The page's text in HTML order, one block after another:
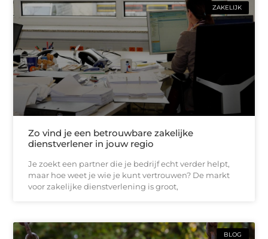
ZAKELIJK
Zo vind je een betrouwbare zakelijke
dienstverlener in jouw regio
Je zoekt een partner die je bedrijf echt verder helpt,
maar hoe weet je wie je kunt vertrouwen? De markt
voor zakelijke dienstverlening is groot,
BLOG